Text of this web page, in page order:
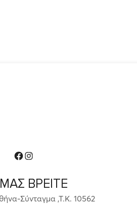
ΒΡΕΙΤΕ
Σύνταγμα ,Τ.Κ. 10562
Facebook
Instagram